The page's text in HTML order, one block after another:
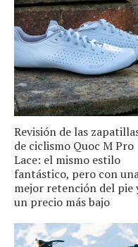
Revisión de las
de ciclismo Quoc M Pro
Lace: el mismo estilo
fantástico, pero con
mejor retención del pie
un precio más bajo